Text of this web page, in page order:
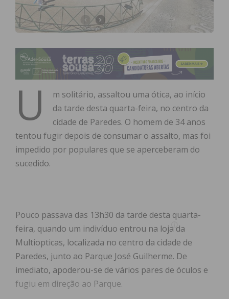
U
m solitário, assaltou uma ótica, ao início
da tarde desta quarta-feira, no centro da
cidade de Paredes. O homem de 34 anos
tentou fugir depois de consumar o assalto, mas foi
impedido por populares que se aperceberam do
sucedido.
Pouco passava das 13h30 da tarde desta quarta-
feira, quando um indivíduo entrou na loja da
Multiopticas, localizada no centro da cidade de
Paredes, junto ao Parque José Guilherme. De
imediato, apoderou-se de vários pares de óculos e
fugiu em direção ao Parque.